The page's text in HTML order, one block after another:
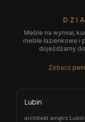
Meble na wymiar,
meble łazienkowe i
dojeżdżamy
Zobacz
Lubin
architekt wnętrz Lubin